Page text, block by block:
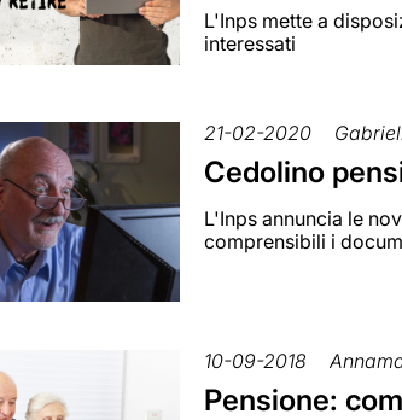
L'Inps mette a
interessati
21-02-2020
Cedolino
L'Inps annuncia le
comprensibili i
10-09-2018
Pensione: